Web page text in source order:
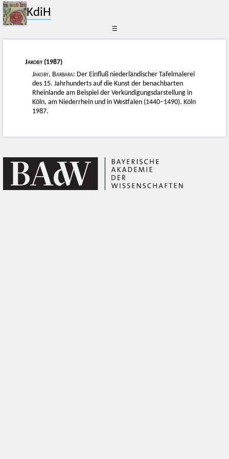
KdiH
☰
Jakoby (1987)
Jakoby, Barbara: Der Einfluß niederländischer Tafelmalerei
des 15. Jahrhunderts auf die Kunst der benachbarten
Rheinlande am Beispiel der Verkündigungsdarstellung in
Köln, am Niederrhein und in Westfalen (1440–1490). Köln
1987.